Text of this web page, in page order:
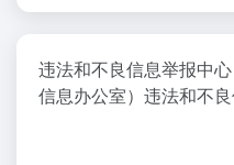
违法和不良信息举报中
信息办公室）违法和不